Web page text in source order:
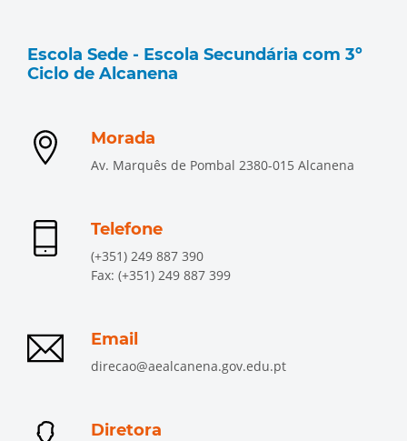
Escola Sede - Escola Secundária com 3º
Ciclo de Alcanena
Morada
Av. Marquês de Pombal 2380-015 Alcanena
Telefone
(+351) 249 887 390
Fax: (+351) 249 887 399
Email
direcao@aealcanena.gov.edu.pt
Diretora